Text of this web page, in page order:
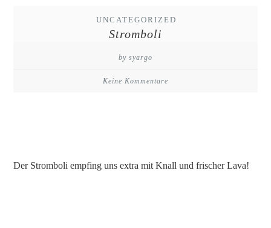
UNCATEGORIZED
Stromboli
by syargo
Keine Kommentare
Der Stromboli empfing uns extra mit Knall und frischer Lava!